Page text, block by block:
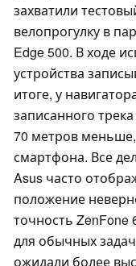
захватили
велопрогулку в
Edge 500. В ходе
устройства
итоге, у
записанного
70 метров
смартфона. Все
Asus часто
положение
точность ZenFone
для обычных
ожидали более